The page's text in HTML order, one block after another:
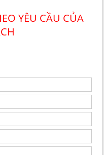
YÊU CẦU CỦA